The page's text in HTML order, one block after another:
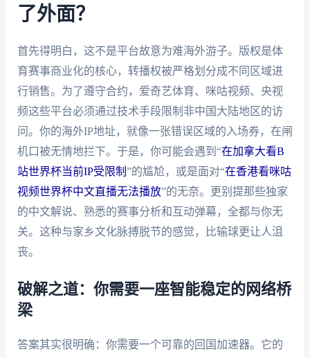
了外面？
首先得明白，这不是平台故意为难海外游子。版权是体
育赛事商业化的核心，转播权被严格划分成不同区域进
行销售。为了遵守合约，爱奇艺体育、咪咕视频、央视
频这些平台必须通过技术手段限制非中国大陆地区的访
问。你的海外IP地址，就像一张错误区域的入场券，在闸
机口被无情地拦下。于是，你可能会遇到“在加拿大看B
站世界杯当前IP受限制 ”的尴尬，或是面对“在香港看咪咕
视频世界杯中文直播无法播放”的无奈。更别提那些独家
的中文解说、熟悉的赛事分析和互动弹幕，全都与你无
关。这种与家乡文化脉搏脱节的感觉，比输球更让人沮
丧。
破解之道：你需要一座智能稳定的网络桥
梁
答案其实很明确：你需要一个可靠的回国加速器。它的